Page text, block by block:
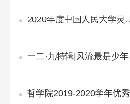
2020年度中国人民大学灵卉伦理学奖学金申请办法
一二·九特辑|风流最是少年时，青春无悔许家国
哲学院2019-2020学年优秀班主任、优秀学生兼职辅导员拟推荐名单公示